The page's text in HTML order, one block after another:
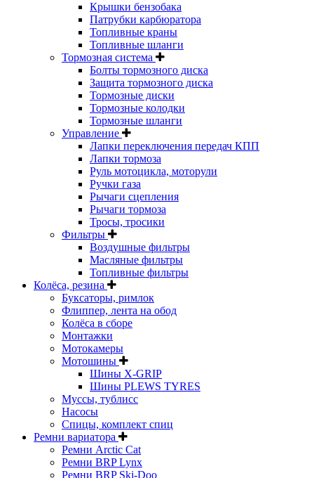
Крышки бензобака
Патрубки карбюратора
Топливные краны
Топливные шланги
Тормозная система
Болты тормозного диска
Защита тормозного диска
Тормозные диски
Тормозные колодки
Тормозные шланги
Управление
Лапки переключения передач КПП
Лапки тормоза
Руль мотоцикла, моторули
Ручки газа
Рычаги сцепления
Рычаги тормоза
Тросы, тросики
Фильтры
Воздушные фильтры
Масляные фильтры
Топливные фильтры
Колёса, резина
Буксаторы, римлок
Флиппер, лента на обод
Колёса в сборе
Монтажки
Мотокамеры
Мотошины
Шины X-GRIP
Шины PLEWS TYRES
Муссы, тублисс
Насосы
Спицы, комплект спиц
Ремни вариатора
Ремни Arctic Cat
Ремни BRP Lynx
Ремни BRP Ski-Doo